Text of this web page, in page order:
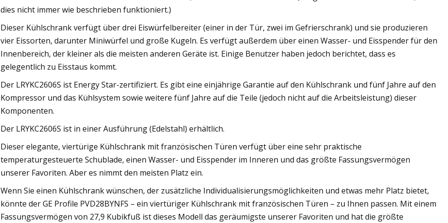
dies nicht immer wie beschrieben funktioniert.)
Dieser Kühlschrank verfügt über drei Eiswürfelbereiter (einer in der Tür, zwei im Gefrierschrank) und sie produzieren
vier Eissorten, darunter Miniwürfel und große Kugeln. Es verfügt außerdem über einen Wasser- und Eisspender für den
Innenbereich, der kleiner als die meisten anderen Geräte ist. Einige Benutzer haben jedoch berichtet, dass es
gelegentlich zu Eisstaus kommt.
Der LRYKC2606S ist Energy Star-zertifiziert. Es gibt eine einjährige Garantie auf den Kühlschrank und fünf Jahre auf den
Kompressor und das Kühlsystem sowie weitere fünf Jahre auf die Teile (jedoch nicht auf die Arbeitsleistung) dieser
Komponenten.
Der LRYKC2606S ist in einer Ausführung (Edelstahl) erhältlich.
Dieser elegante, viertürige Kühlschrank mit französischen Türen verfügt über eine sehr praktische
temperaturgesteuerte Schublade, einen Wasser- und Eisspender im Inneren und das größte Fassungsvermögen
unserer Favoriten. Aber es nimmt den meisten Platz ein.
Wenn Sie einen Kühlschrank wünschen, der zusätzliche Individualisierungsmöglichkeiten und etwas mehr Platz bietet,
könnte der GE Profile PVD28BYNFS – ein viertüriger Kühlschrank mit französischen Türen – zu Ihnen passen. Mit einem
Fassungsvermögen von 27,9 Kubikfuß ist dieses Modell das geräumigste unserer Favoriten und hat die größte